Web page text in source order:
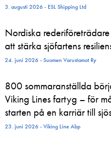
3. augusti 2026 - ESL Shipping Ltd
Nordiska
att stärka sjöfartens
24. juni 2026 - Suomen Varustamot Ry
800 sommaranställda
Viking Lines fartyg – för
starten på en karriär till
23. juni 2026 - Viking Line Abp